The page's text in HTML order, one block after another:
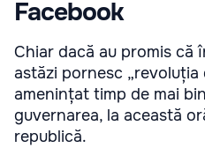
Facebook
Chiar dacă au promis că
astăzi pornesc „revoluția
amenințat timp de mai
guvernarea, la această
republică.